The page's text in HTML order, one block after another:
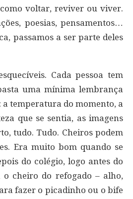
voltar, reviver ou viver.
poesias, pensamentos…
passamos a ser parte deles
Cada pessoa tem
uma mínima lembrança
temperatura do momento, a
que se sentia, as imagens
tudo. Tudo. Cheiros podem
Era muito bom quando se
do colégio, logo antes do
o cheiro do refogado – alho,
fazer o picadinho ou o bife